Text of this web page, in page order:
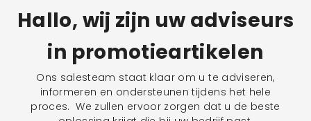
Hallo, wij zijn uw adviseurs
in promotieartikelen
Ons salesteam staat klaar om u te adviseren,
informeren en ondersteunen tijdens het hele
proces. We zullen ervoor zorgen dat u de beste